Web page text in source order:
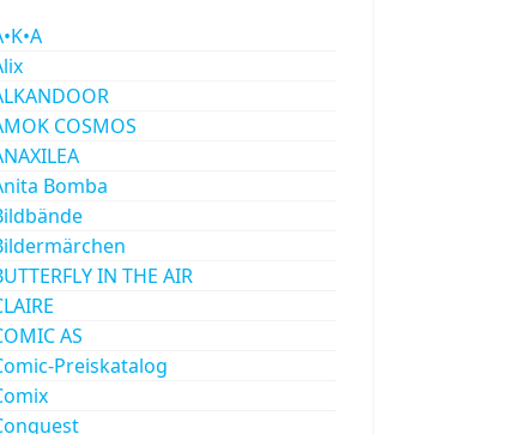
COSMOS
Bomba
IN THE AIR
AS
Preiskatalog